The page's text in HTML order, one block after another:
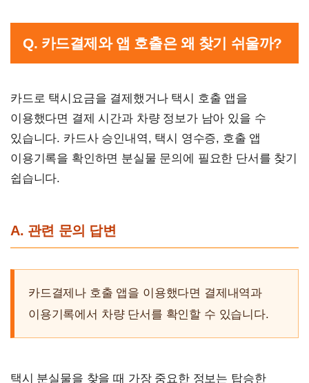
Q. 카드결제와 앱 호출은 왜 찾기 쉬울까?
카드로 택시요금을 결제했거나 택시 호출 앱을
이용했다면 결제 시간과 차량 정보가 남아 있을 수
있습니다. 카드사 승인내역, 택시 영수증, 호출 앱
이용기록을 확인하면 분실물 문의에 필요한 단서를 찾기
쉽습니다.
A. 관련 문의 답변
카드결제나 호출 앱을 이용했다면 결제내역과
이용기록에서 차량 단서를 확인할 수 있습니다.
택시 분실물을 찾을 때 가장 중요한 정보는 탑승한